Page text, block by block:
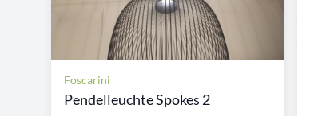
Foscarini
Pendelleuchte Spokes 2